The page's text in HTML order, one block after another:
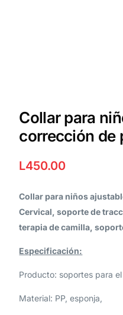
Collar para
corrección de
L450.00
Collar para niños
Cervical, soporte de
terapia de camilla,
Especificación:
Producto: soportes para el
Material: PP, esponja,